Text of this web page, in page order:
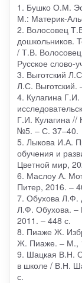
1. Бушко О.М.
М.: Материк-
2. Волосовец
дошкольников.
/ Т.В.
Русское слово-
3. Выготский
Л.С. Выготский.
4. Кулагина Г.И.
Г.И. Кулагина //
№5. – С. 37–40.
5. Лыкова И.А.
обучения и
Цветной мир,
6. Маслоу А.
Питер, 2016. –
7. Обухова Л.Ф.
Л.Ф. Обухова. –
2011. – 448 с.
8. Пиаже Ж.
Ж. Пиаже. – М.,
9. Шацкая В.Н.
в школе / В.Н.
с.